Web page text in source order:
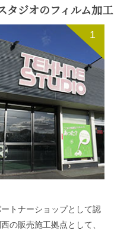
タジオのフィルム加工
1
トナーショップとして認
の販売施工拠点として、